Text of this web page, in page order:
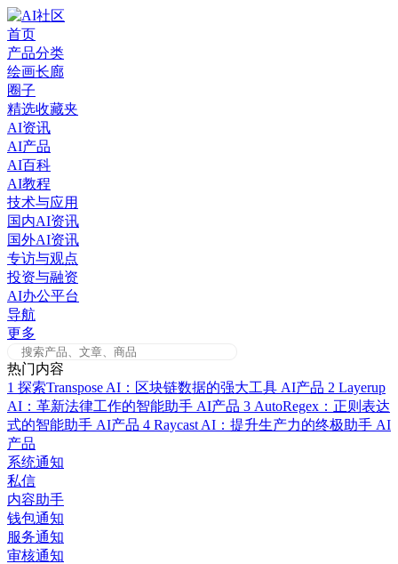
Skip
to
content
首页
产品分类
绘画长廊
圈子
精选收藏夹
AI资讯
AI产品
AI百科
AI教程
技术与应用
国内AI资讯
国外AI资讯
专访与观点
投资与融资
AI办公平台
导航
更多
热门内容
1 探索Transpose AI：区块链数据的强大工具 AI产品 2 Layerup
AI：革新法律工作的智能助手 AI产品 3 AutoRegex：正则表达
式的智能助手 AI产品 4 Raycast AI：提升生产力的终极助手 AI
产品
系统通知
私信
内容助手
钱包通知
服务通知
审核通知